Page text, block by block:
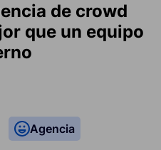
de crowd
que un equipo
Agencia